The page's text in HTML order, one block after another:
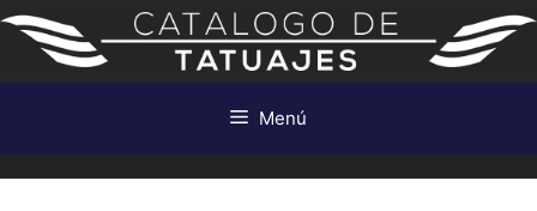
Saltar
contenido
Menú